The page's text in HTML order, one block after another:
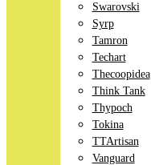
Swarovski
Syrp
Tamron
Techart
Thecoopidea
Think Tank
Thypoch
Tokina
TTArtisan
Vanguard